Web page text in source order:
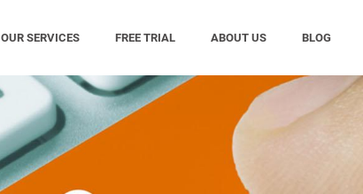
OUR SERVICES FREE TRIAL ABOUT US BLOG